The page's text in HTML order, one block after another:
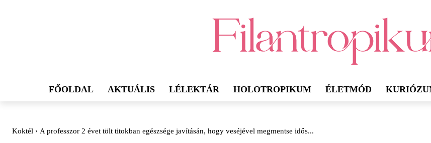
FŐOLDAL AKTUÁLIS LÉLEKTÁR HOLOTROPIKUM ÉLETMÓD
Koktél A professzor 2 évet tölt titokban egészsége javításán, hogy veséjével megmentse idős...